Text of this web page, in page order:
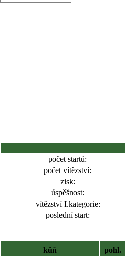
počet startů:
počet vítězství:
zisk:
úspěšnost:
vítězství I.kategorie:
poslední start:
kůň pohl.